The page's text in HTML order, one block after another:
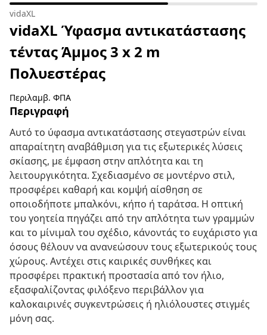
vidaXL
vidaXL Ύφασμα αντικατάστασης
τέντας Άμμος 3 x 2 m
Πολυεστέρας
Περιλαμβ. ΦΠΑ
Περιγραφή
Αυτό το ύφασμα αντικατάστασης στεγαστρών είναι
απαραίτητη αναβάθμιση για τις εξωτερικές λύσεις
σκίασης, με έμφαση στην απλότητα και τη
λειτουργικότητα. Σχεδιασμένο σε μοντέρνο στιλ,
προσφέρει καθαρή και κομψή αίσθηση σε
οποιοδήποτε μπαλκόνι, κήπο ή ταράτσα. Η οπτική
του γοητεία πηγάζει από την απλότητα των γραμμών
και το μίνιμαλ του σχέδιο, κάνοντάς το ευχάριστο για
όσους θέλουν να ανανεώσουν τους εξωτερικούς τους
χώρους. Αντέχει στις καιρικές συνθήκες και
προσφέρει πρακτική προστασία από τον ήλιο,
εξασφαλίζοντας φιλόξενο περιβάλλον για
καλοκαιρινές συγκεντρώσεις ή ηλιόλουστες στιγμές
μόνη σας.